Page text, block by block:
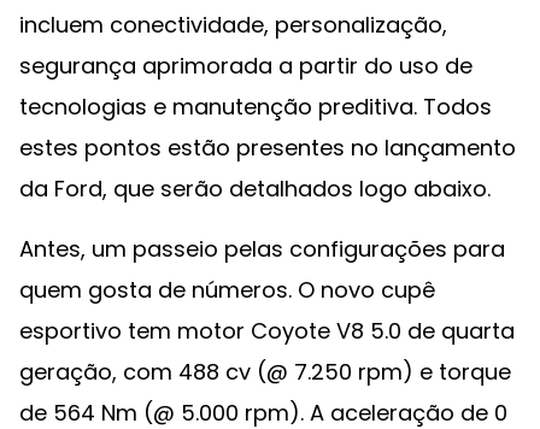
incluem conectividade, personalização,
segurança aprimorada a partir do uso de
tecnologias e manutenção preditiva. Todos
estes pontos estão presentes no lançamento
da Ford, que serão detalhados logo abaixo.
Antes, um passeio pelas configurações para
quem gosta de números. O novo cupê
esportivo tem motor Coyote V8 5.0 de quarta
geração, com 488 cv (@ 7.250 rpm) e torque
de 564 Nm (@ 5.000 rpm). A aceleração de 0